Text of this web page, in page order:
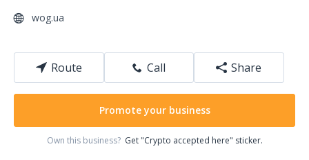
wog.ua
Route Call Share
Promote your business
Own this business? Get "Crypto accepted here" sticker.